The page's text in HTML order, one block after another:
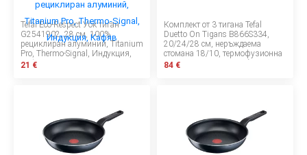
Tefal Eco-Respect Уок тиган
G2541902, 28 см, 100%
рециклиран алуминий, Titanium
Pro, Thermo-Signal, Индукция,
Кафяв
21 €
Комплект от 3 тигана Tefal
Duetto On Tigans B866S334,
20/24/28 см, неръждаема
стомана 18/10, термофузионна
основа, индукция, сребърен
84 €